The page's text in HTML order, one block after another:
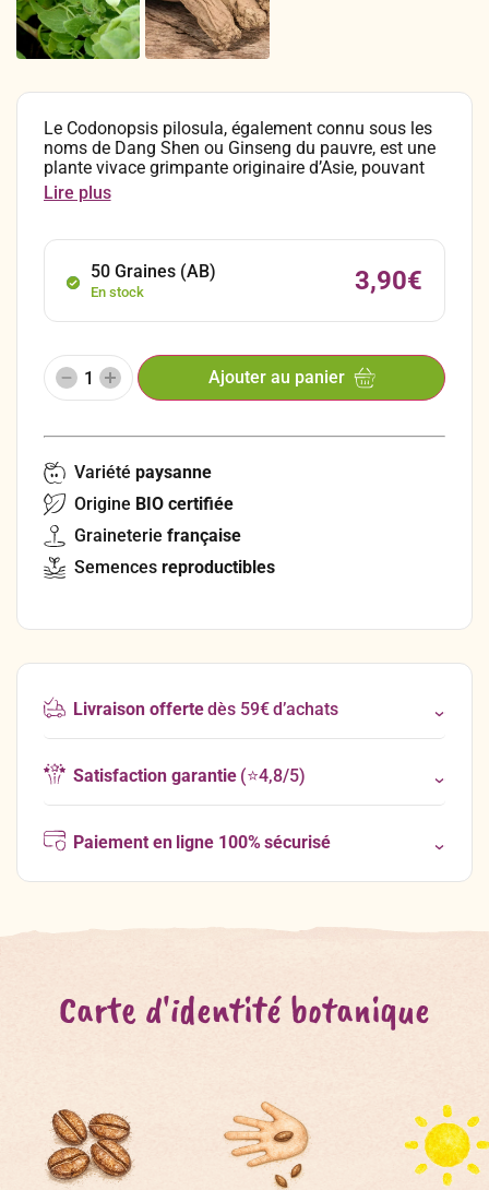
Le Codonopsis pilosula, également connu sous les
noms de Dang Shen ou Ginseng du pauvre, est une
plante vivace grimpante originaire d’Asie, pouvant
atteindre plusieurs mètres de hauteur. Cette plante
est l’une des plus réputées, et largement utilisées en
notamment pour ses propriétés qui seraient
tonifiantes, énergétiques et même aphrodisiaques.
Lire plus
50 Graines (AB)
En stock 3,90€
Ajouter au panier
Variété paysanne
Origine BIO certifiée
Graineterie française
Semences reproductibles
Livraison offertedès 59€ d’achats
Satisfaction garantie(⭐4,8/5)
Paiement en ligne 100% sécurisé
Carte d'identité botanique